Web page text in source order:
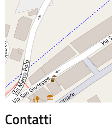
Contatti